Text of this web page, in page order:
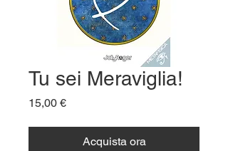
Tu sei Meraviglia!
15,00 €Prezzo
Acquista ora